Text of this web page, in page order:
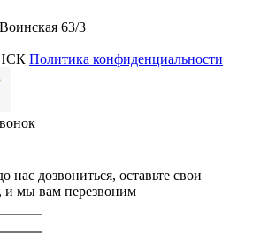
63/3
Политика конфиденциальности
нас дозвониться, оставьте свои
и мы вам перезвоним